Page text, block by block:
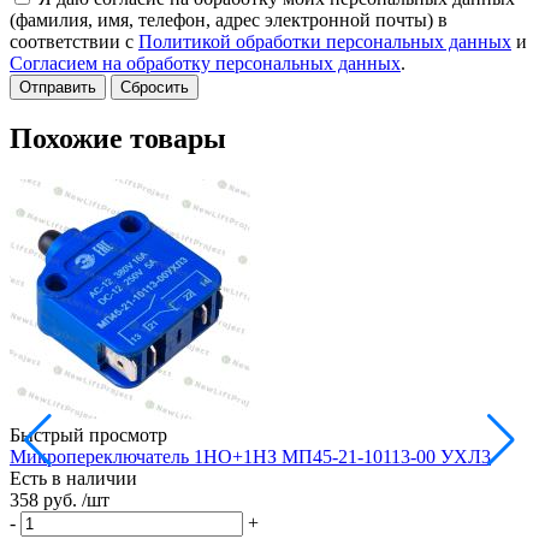
(фамилия, имя, телефон, адрес электронной почты) в
соответствии с Политикой обработки персональных данных и
Согласием на обработку персональных данных.
Сбросить
Похожие товары
Быстрый просмотр
Микропереключатель 1НО+1НЗ МП45-21-10113-00 УХЛ3
Есть в наличии
358 руб. /шт
-
+